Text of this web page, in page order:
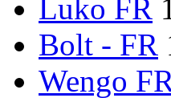
Luko FR
Bolt - FR
Wengo